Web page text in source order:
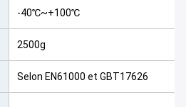
-40℃~+100℃
2500g
Selon EN61000 et GBT17626